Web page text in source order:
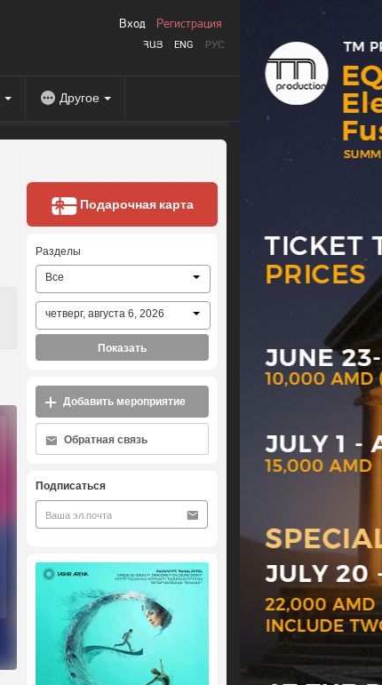
ՀԱՅ ENG РУС
Вход Регистрация
Другое
Подарочная карта
Разделы
Все
четверг, августа 6, 2026
Показать
Добавить мероприятие
Обратная связь
Подписаться